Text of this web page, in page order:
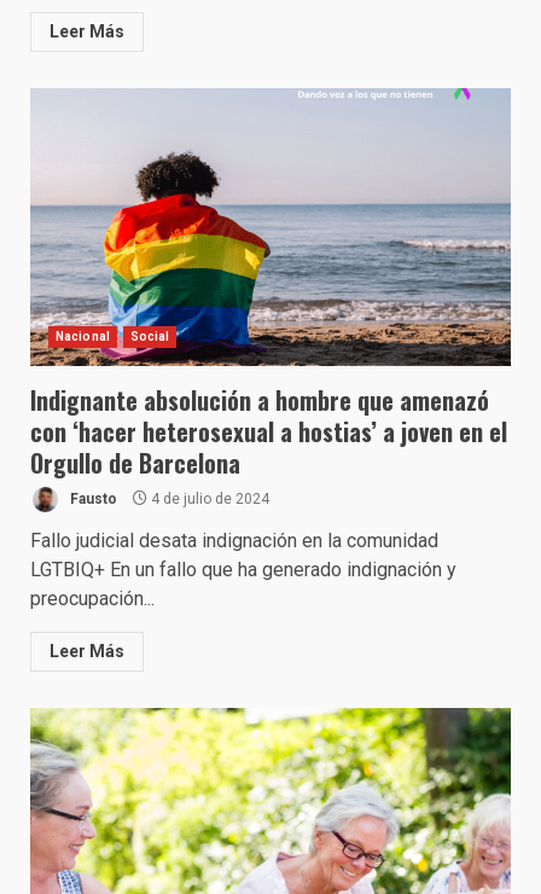
Leer Más
Nacional Social
Indignante absolución a hombre que amenazó
con ‘hacer heterosexual a hostias’ a joven en el
Orgullo de Barcelona
Fausto 4 de julio de 2024
Fallo judicial desata indignación en la comunidad
LGTBIQ+ En un fallo que ha generado indignación y
preocupación...
Leer Más